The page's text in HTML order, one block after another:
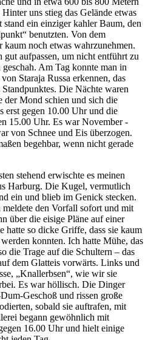
uns stieg das Gelände etwas
ein einziger kahler Baum, den
benutzten. Von dem
kaum noch etwas wahrzunehmen.
gut aufpassen, um nicht entführt zu
Am Tag konnte man in
Staraja Russa erkennen, das
Die Nächte waren
der Mond schien und sich die
erst gegen 10.00 Uhr und die
15.00 Uhr. Es war November -
von Schnee und Eis überzogen.
begehbar, wenn nicht gerade
stehend erwischte es meinen
Harburg. Die Kugel, vermutlich
ein und blieb im Genick stecken.
den Vorfall sofort und mit
über die eisige Pläne auf einer
hatte so dicke Griffe, dass sie kaum
konnten. Ich hatte Mühe, das
die Trage auf die Schultern ‒ das
dem Glatteis vorwärts. Links und
Knallerbsen , wie wir sie
Es war höllisch. Die Dinger
Geschoß und rissen große
sobald sie auftrafen, mit
begann gewöhnlich mit
16.00 Uhr und hielt einige